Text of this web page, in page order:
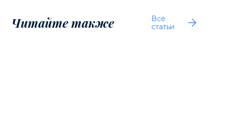
Читайте также
Все
статьи